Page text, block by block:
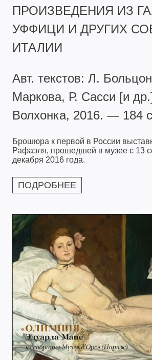
ПРОИЗВЕДЕНИЯ ИЗ
УФФИЦИ И ДРУГИХ
ИТАЛИИ
Авт. текстов: Л.
Маркова, Р. Сасси [и
Волхонка, 2016. — 184
Брошюра к первой в России
Рафаэля, прошедшей в музее с 13
декабря 2016 года.
ПОДРОБНЕЕ